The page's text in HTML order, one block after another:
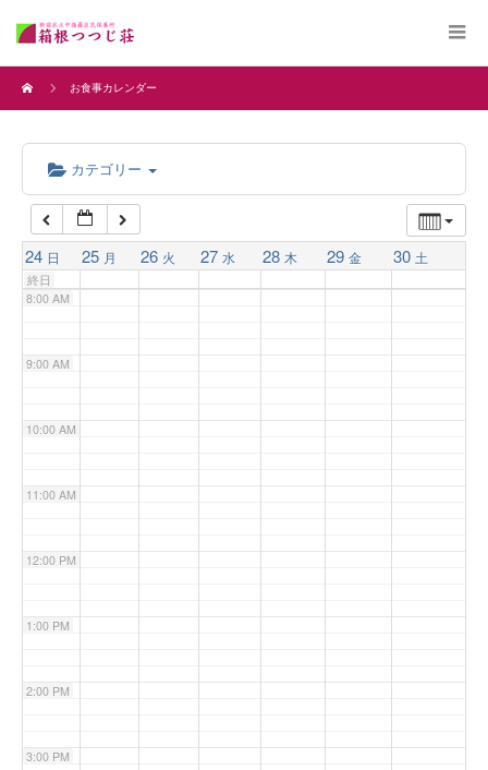
お食事カレンダー
カテゴリー
24 日 25 月 26 火 27 水 28 木 29 金 30 土
終日
4:00 AM
6:00 AM
7:00 AM
8:00 AM
9:00 AM
10:00 AM
11:00 AM
12:00 PM
1:00 PM
2:00 PM
3:00 PM